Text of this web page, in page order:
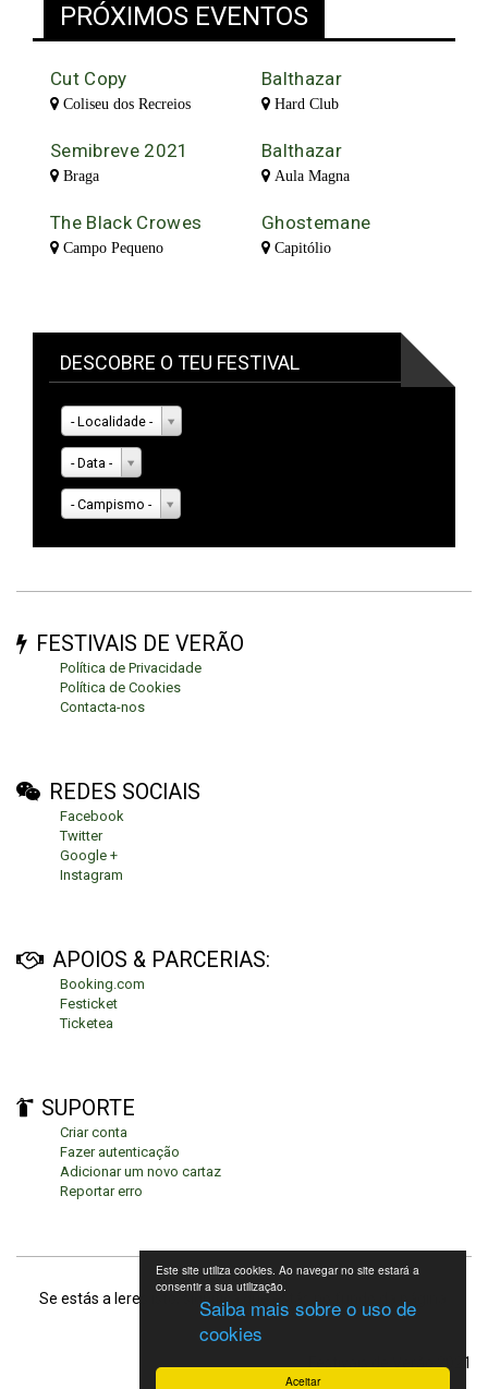
Este site utiliza cookies. Ao navegar no site estará a
consentir a sua utilização.
Saiba mais sobre o uso de
cookies
Aceitar
PRÓXIMOS EVENTOS
Cut Copy
Coliseu dos Recreios
Balthazar
Hard Club
Semibreve 2021
Braga
Balthazar
Aula Magna
The Black Crowes
Campo Pequeno
Ghostemane
Capitólio
DESCOBRE O TEU FESTIVAL
- Localidade -
- Data -
- Campismo -
FESTIVAIS DE VERÃO
Política de Privacidade
Política de Cookies
Contacta-nos
REDES SOCIAIS
Facebook
Twitter
Google +
Instagram
APOIOS & PARCERIAS:
Booking.com
Festicket
Ticketea
SUPORTE
Criar conta
Fazer autenticação
Adicionar um novo cartaz
Reportar erro
Se estás a leres isto, significa que estás no fundo da página.
Festivais de Verão 2021